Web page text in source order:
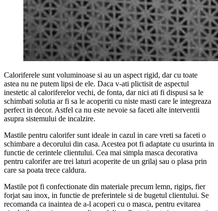
Caloriferele sunt voluminoase si au un aspect rigid, dar cu toate
astea nu ne putem lipsi de ele. Daca v-ati plictisit de aspectul
inestetic al caloriferelor vechi, de fonta, dar nici ati fi dispusi sa le
schimbati solutia ar fi sa le acoperiti cu niste masti care le integreaza
perfect in decor. Astfel ca nu este nevoie sa faceti alte interventii
asupra sistemului de incalzire.
Mastile pentru calorifer sunt ideale in cazul in care vreti sa faceti o
schimbare a decorului din casa. Acestea pot fi adaptate cu usurinta in
functie de cerintele clientului. Cea mai simpla masca decorativa
pentru calorifer are trei laturi acoperite de un grilaj sau o plasa prin
care sa poata trece caldura.
Mastile pot fi confectionate din materiale precum lemn, rigips, fier
forjat sau inox, in functie de preferintele si de bugetul clientului. Se
recomanda ca inaintea de a-l acoperi cu o masca, pentru evitarea